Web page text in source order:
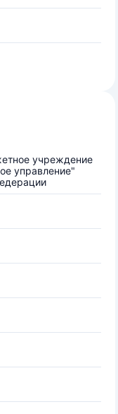
учреждение
управление"